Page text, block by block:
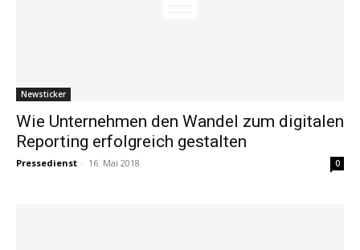
Newsticker
Wie Unternehmen den Wandel zum digitalen
Reporting erfolgreich gestalten
Pressedienst - 16. Mai 2018 0